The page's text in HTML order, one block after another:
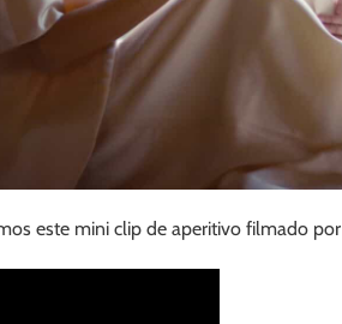
este mini clip de aperitivo filmado por